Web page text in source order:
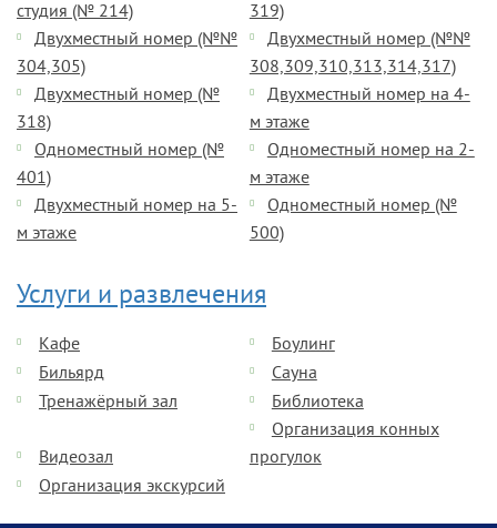
студия (№ 214)
319)
Двухместный номер (№№
304,305)
Двухместный номер (№№
308,309,310,313,314,317)
Двухместный номер (№
318)
Двухместный номер на 4-
м этаже
Одноместный номер (№
401)
Одноместный номер на 2-
м этаже
Двухместный номер на 5-
м этаже
Одноместный номер (№
500)
Услуги и развлечения
Кафе
Боулинг
Бильярд
Сауна
Тренажёрный зал
Библиотека
Видеозал
Организация конных
прогулок
Организация экскурсий